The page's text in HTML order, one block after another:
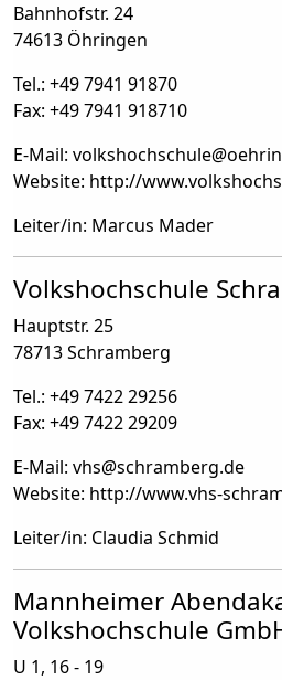
Bahnhofstr. 24
74613 Öhringen
Tel.: +49 7941 91870
Fax: +49 7941 918710
E-Mail: volkshochschule@
Website: http://
Leiter/in: Marcus Mader
Volkshochschule
Hauptstr. 25
78713 Schramberg
Tel.: +49 7422 29256
Fax: +49 7422 29209
E-Mail: vhs@schramberg.de
Website: http://www.vhs-
Leiter/in: Claudia Schmid
Mannheimer
Volkshochschule
U 1, 16 - 19